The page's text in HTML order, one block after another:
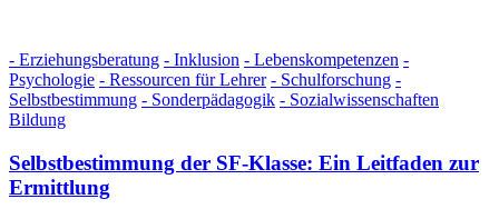
- Erziehungsberatung - Inklusion - Lebenskompetenzen -
Psychologie - Ressourcen für Lehrer - Schulforschung -
Selbstbestimmung - Sonderpädagogik - Sozialwissenschaften
Bildung
Selbstbestimmung der SF-Klasse: Ein Leitfaden zur
Ermittlung